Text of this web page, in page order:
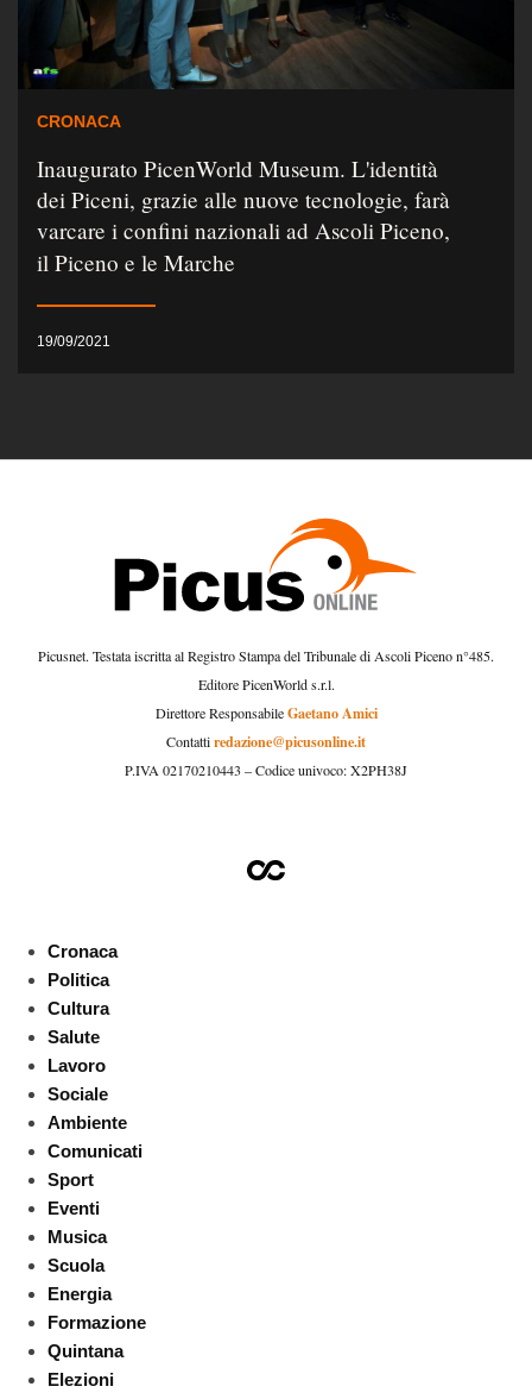
CRONACA
Inaugurato PicenWorld Museum. L'identità
dei Piceni, grazie alle nuove tecnologie, farà
varcare i confini nazionali ad Ascoli Piceno,
il Piceno e le Marche
19/09/2021
Picusnet. Testata iscritta al Registro Stampa del Tribunale di Ascoli Piceno n°485.
Editore PicenWorld s.r.l.
Direttore ResponsabileGaetano Amici
Contattiredazione@picusonline.it
P.IVA 02170210443 – Codice univoco: X2PH38J
Cronaca
Politica
Cultura
Salute
Lavoro
Sociale
Ambiente
Comunicati
Sport
Eventi
Musica
Scuola
Energia
Formazione
Quintana
Elezioni